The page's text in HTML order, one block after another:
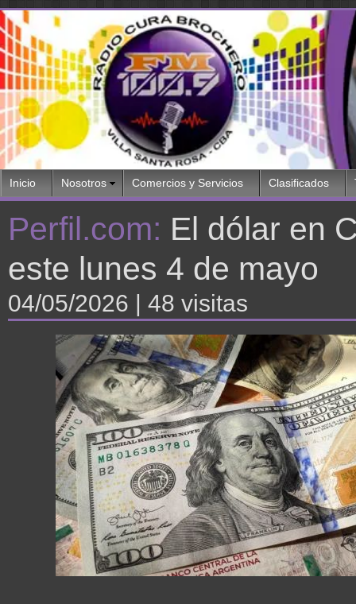
Inicio Nosotros Comercios y Servicios Clasificados
Perfil.com: El dólar en
este lunes 4 de mayo
04/05/2026 | 48 visitas